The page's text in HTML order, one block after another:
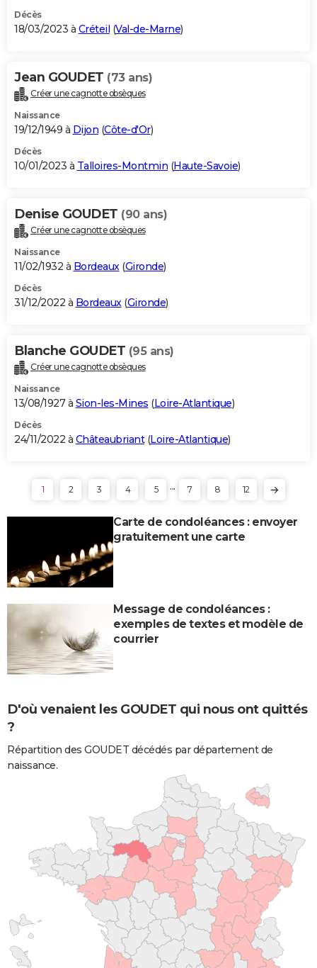
Décès
18/03/2023 à Créteil (Val-de-Marne)
Jean GOUDET (73 ans)
Créer une cagnotte obsèques
Naissance
19/12/1949 à Dijon (Côte-d'Or)
Décès
10/01/2023 à Talloires-Montmin (Haute-Savoie)
Denise GOUDET (90 ans)
Créer une cagnotte obsèques
Naissance
11/02/1932 à Bordeaux(Gironde)
Décès
31/12/2022 à Bordeaux(Gironde)
Blanche GOUDET (95 ans)
Créer une cagnotte obsèques
Naissance
13/08/1927 à Sion-les-Mines (Loire-Atlantique)
Décès
24/11/2022 à Châteaubriant(Loire-Atlantique)
1 2 3 4 5 ... 7 8 12
Carte de condoléances : envoyer
gratuitement une carte
Message de condoléances :
exemples de textes et modèle de
courrier
D'où venaient les GOUDET qui nous ont quittés
?
Répartition des GOUDET décédés par département de
naissance.